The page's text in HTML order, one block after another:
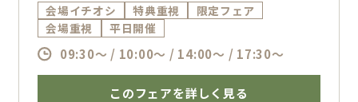
会場イチオシ 特典重視
限定フェア
会場重視
平日開催
09:30～ / 10:00～ / 14:00～ / 17:30～
このフェアを詳しく見る